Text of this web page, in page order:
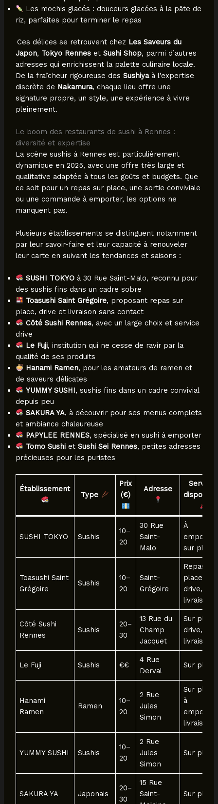
Les mochis glacés : douceurs glacées à la pâte de
riz, parfaites pour terminer le repas
Ces délices se retrouvent chez Les Saveurs du
Japon, Tokyo Renneset Sushi Shop, parmi d’autres
adresses qui enrichissent la palette culinaire locale.
De la fraîcheur rigoureuse des Sushiyaà l’expertise
discrète de Nakamura, chaque lieu offre une
signature propre, un style, une expérience à vivre
pleinement.
Le boom des restaurants de sushi à Rennes :
diversité et expertise
La scène sushis à Rennes est particulièrement
dynamique en 2025, avec une offre très large et
qualitative adaptée à tous les goûts et budgets. Que
ce soit pour un repas sur place, une sortie conviviale
ou une commande à emporter, les options ne
manquent pas.
Plusieurs établissements se distinguent notamment
par leur savoir-faire et leur capacité à renouveler
leur carte en suivant les tendances et saisons :
SUSHI TOKYO à 30 Rue Saint-Malo, reconnu pour
des sushis fins dans un cadre sobre
Toasushi Saint Grégoire, proposant repas sur
place, drive et livraison sans contact
Côté Sushi Rennes, avec un large choix et service
drive
Le Fuji, institution qui ne cesse de ravir par la
qualité de ses produits
Hanami Ramen, pour les amateurs de ramen et
de saveurs délicates
YUMMY SUSHI, sushis fins dans un cadre convivial
depuis peu
SAKURA YA, à découvrir pour ses menus complets
et ambiance chaleureuse
PAPYLEE RENNES, spécialisé en sushi à emporter
Tomo Sushi etSushi Sei Rennes, petites adresses
précieuses pour les puristes
Établissement
Type
Prix
(€)
Adresse
Services
SUSHI TOKYO Sushis
10–
20
30 Rue
Saint-
Malo
À
sur place
Toasushi Saint
Grégoire
Sushis
10–
20
Saint-
Grégoire
Repas
place,
drive,
livraison
Côté Sushi
Rennes
Sushis
20–
30
13 Rue du
Champ
Jacquet
Sur place,
drive,
livraison
Le Fuji Sushis €€
4 Rue
Derval
Sur place
Hanami
Ramen
Ramen
10–
20
2 Rue
Jules
Simon
Sur place,
à
livraison
YUMMY SUSHI Sushis
10–
20
2 Rue
Jules
Simon
Sur place
SAKURA YA Japonais
20–
30
15 Rue
Saint-
Sur place